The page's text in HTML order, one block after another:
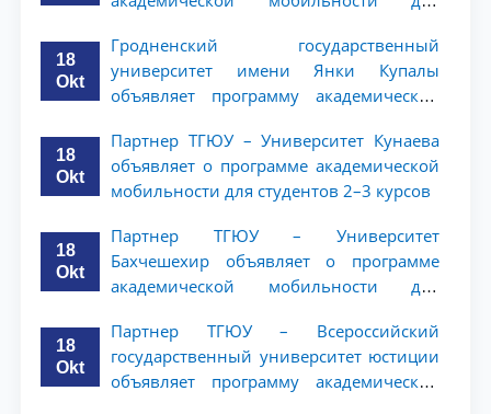
18
Okt
Гродненский государственный
университет имени Янки Купалы
объявляет программу академической
ТГЮУ
18
Okt
Партнер ТГЮУ – Университет Кунаева
объявляет о программе академической
мобильности для студентов 2–3 курсов
18
Okt
Партнер ТГЮУ – Университет
Бахчешехир объявляет о программе
академической мобильности для
18
Okt
Партнер ТГЮУ – Всероссийский
государственный университет юстиции
объявляет программу академической